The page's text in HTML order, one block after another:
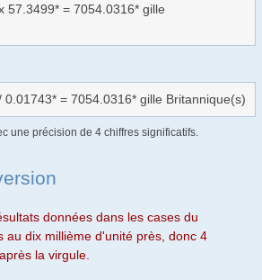
57.3499* = 7054.0316* gille
= 7054.0316* gille Britannique(s)
une précision de 4 chiffres significatifs.
données dans les cases du
au dix millième d'unité près, donc 4
la virgule.